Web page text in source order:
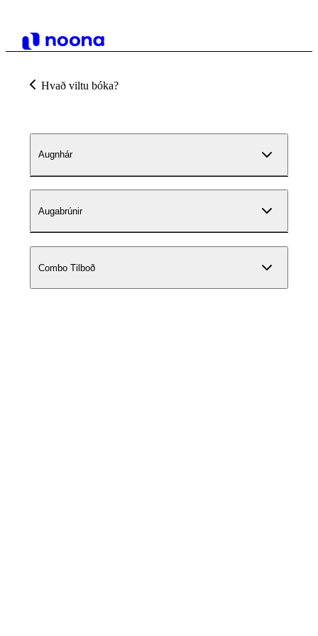
Hvað viltu bóka?
Augnhár
Augabrúnir
Combo Tilboð